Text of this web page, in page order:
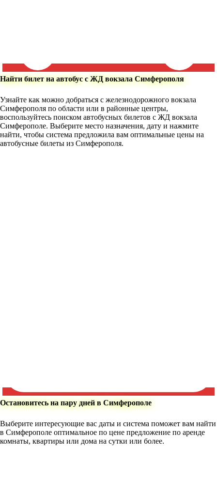
Найти билет на автобус с ЖД вокзала Симферополя
Узнайте как можно добраться с железнодорожного вокзала
Симферополя по области или в районные центры,
воспользуйтесь поиском автобусных билетов с ЖД вокзала
Симферополе. Выберите место назначения, дату и нажмите
найти, чтобы система предложила вам оптимальные цены на
автобусные билеты из Симферополя.
Остановитесь на пару дней в Симферополе
Выберите интересующие вас даты и система поможет вам найти
в Симферополе оптимальное по цене предложение по аренде
комнаты, квартиры или дома на сутки или более.